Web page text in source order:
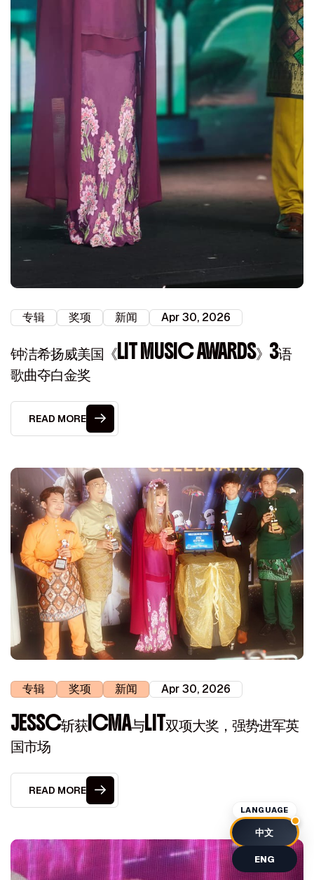
专辑 奖项 新闻 Apr 30, 2026
钟洁希扬威美国《LIT MUSIC AWARDS》3语
歌曲夺白金奖
READ MORE
专辑 奖项 新闻 Apr 30, 2026
JESSC斩获ICMA与LIT双项大奖，强势进军英
国市场
READ MORE
LANGUAGE
中文
ENG